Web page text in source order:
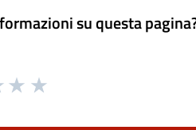
su questa